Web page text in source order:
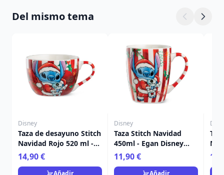
Del mismo tema
Disney
Taza de desayuno Stitch
Navidad Rojo 520 ml -
Egan Disney Home
14,90 €
Añadir
Disney
Taza Stitch Navidad
450ml - Egan Disney
Home
11,90 €
Añadir